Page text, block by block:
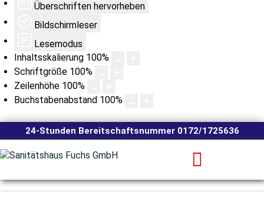
Überschriften hervorheben
Bildschirmleser
Lesemodus
Inhaltsskalierung 100%
Schriftgröße 100%
Zeilenhöhe 100%
Buchstabenabstand 100%
24-Stunden Bereitschaftsnummer 0172/1725636